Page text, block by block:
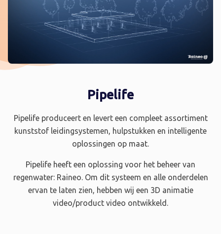
Pipelife
Pipelife produceert en levert een compleet assortiment
kunststof leidingsystemen, hulpstukken en intelligente
oplossingen op maat.
Pipelife heeft een oplossing voor het beheer van
regenwater: Raineo. Om dit systeem en alle onderdelen
ervan te laten zien, hebben wij een 3D animatie
video/product video ontwikkeld.